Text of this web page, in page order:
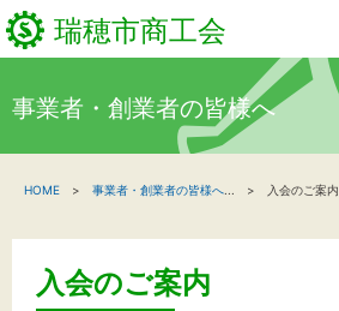
瑞穂市商工会
新着情報
事業者・創業者の皆様へ
HOME 事業者・創業者の皆様へ 入会のご案内.
入会のご案内